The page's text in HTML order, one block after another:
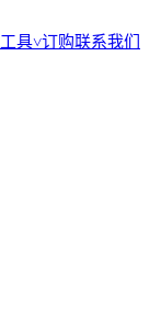
工具˅订购联系我们